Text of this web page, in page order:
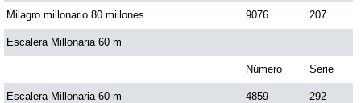
Paisita Noche
Paisita 3
Milagro millonario 80 millones 9076 207
Escalera Millonaria 60 m
Número Serie
Escalera Millonaria 60 m 4859 292